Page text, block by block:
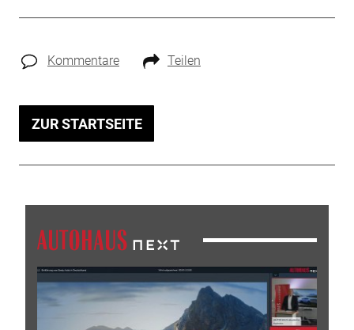
Kommentare Teilen
ZUR STARTSEITE